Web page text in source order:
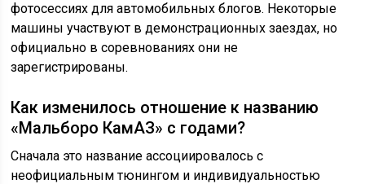
фотосессиях для автомобильных блогов. Некоторые
машины участвуют в демонстрационных заездах, но
официально в соревнованиях они не
зарегистрированы.
Как изменилось отношение к названию
«Мальборо КамАЗ» с годами?
Сначала это название ассоциировалось с
неофициальным тюнингом и индивидуальностью